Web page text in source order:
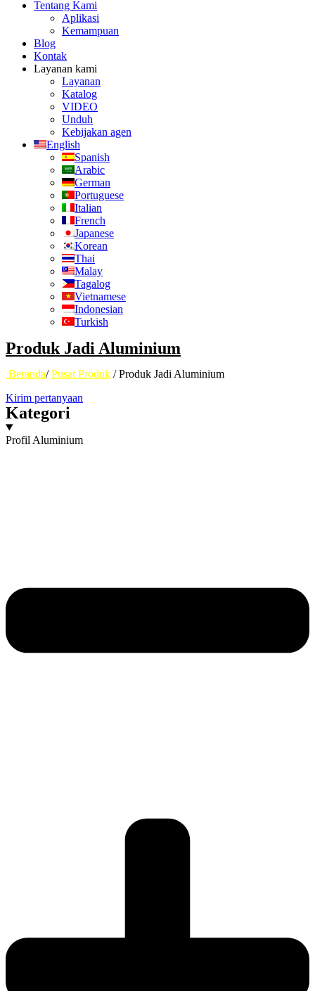
Tentang Kami
Aplikasi
Kemampuan
Blog
Kontak
Layanan kami
Layanan
Katalog
VIDEO
Unduh
Kebijakan agen
English
Spanish
Arabic
German
Portuguese
Italian
French
Japanese
Korean
Thai
Malay
Tagalog
Vietnamese
Indonesian
Turkish
Produk Jadi Aluminium
Beranda/Pusat Produk / Produk Jadi Aluminium
Kirim pertanyaan
Kategori
Profil Aluminium